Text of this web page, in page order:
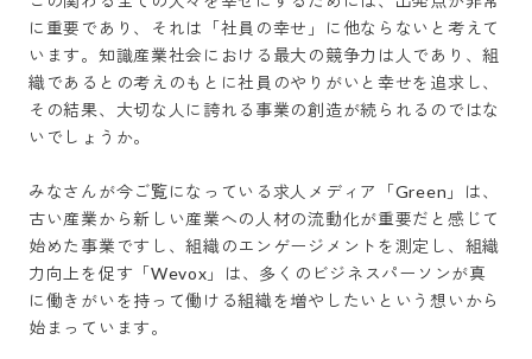
に重要であり、それは「社員の幸せ」に他ならないと考えて
います。知識産業社会における最大の競争力は人であり、組
織であるとの考えのもとに社員のやりがいと幸せを追求し、
その結果、大切な人に誇れる事業の創造が続られるのではな
いでしょうか。
みなさんが今ご覧になっている求人メディア「Green」は、
古い産業から新しい産業への人材の流動化が重要だと感じて
始めた事業ですし、組織のエンゲージメントを測定し、組織
力向上を促す「Wevox」は、多くのビジネスパーソンが真
に働きがいを持って働ける組織を増やしたいという想いから
始まっています。